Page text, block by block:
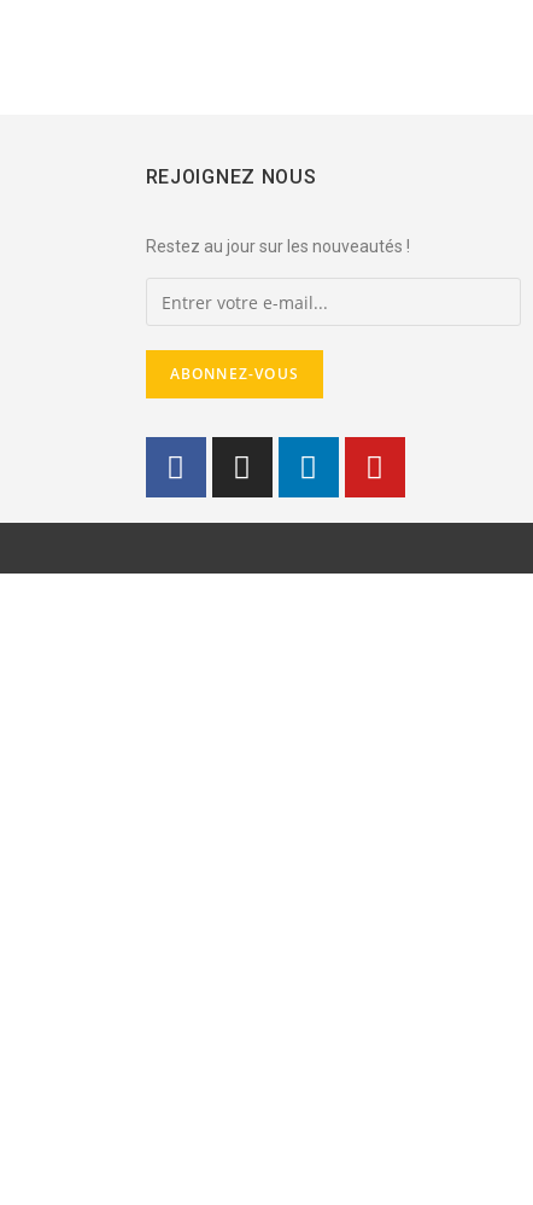
REJOIGNEZ NOUS
Restez au jour sur les nouveautés !